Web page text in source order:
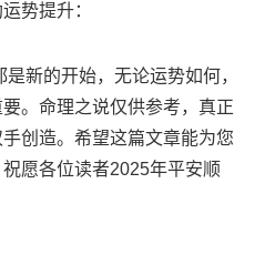
势提升：
新的开始，无论运势如何，
。命理之说仅供参考，真正
创造。希望这篇文章能为您
愿各位读者2025年平安顺